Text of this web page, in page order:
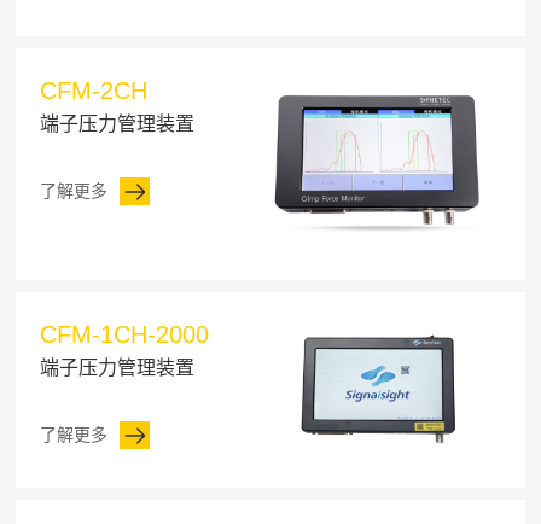
CFM-2CH
端子压力管理装置
了解更多
CFM-1CH-2000
端子压力管理装置
了解更多